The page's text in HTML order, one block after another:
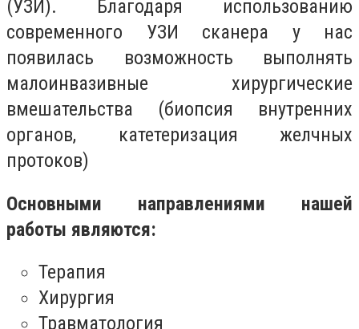
(УЗИ). Благодаря использованию
современного УЗИ сканера у нас
появилась возможность выполнять
малоинвазивные хирургические
вмешательства (биопсия внутренних
органов, катетеризация желчных
протоков)
Основными направлениями нашей
работы являются:
Терапия
Хирургия
Травматология